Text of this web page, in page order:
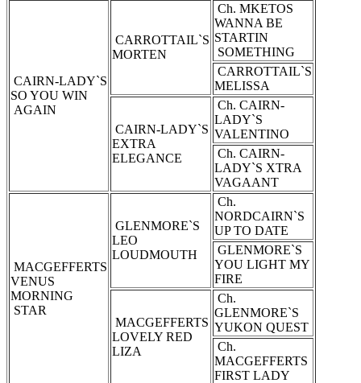
CAIRN-LADY`S
SO YOU WIN
AGAIN
CARROTTAIL`S
MORTEN
Ch. MKETOS
WANNA BE
STARTIN
SOMETHING
CARROTTAIL`S
MELISSA
CAIRN-LADY`S
EXTRA
ELEGANCE
Ch. CAIRN-
LADY`S
VALENTINO
Ch. CAIRN-
LADY`S XTRA
VAGAANT
MACGEFFERTS
VENUS
MORNING
STAR
GLENMORE`S
LEO
LOUDMOUTH
Ch.
NORDCAIRN`S
UP TO DATE
GLENMORE`S
YOU LIGHT MY
FIRE
MACGEFFERTS
LOVELY RED
LIZA
Ch.
GLENMORE`S
YUKON QUEST
Ch.
MACGEFFERTS
FIRST LADY